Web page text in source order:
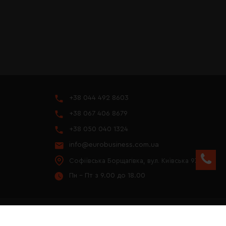
+38 044 492 8603
+38 067 406 8679
+38 050 040 1324
info@eurobusiness.com.ua
Софіївська Борщагівка, вул. Київська 97
Пн - Пт з 9.00 до 18.00